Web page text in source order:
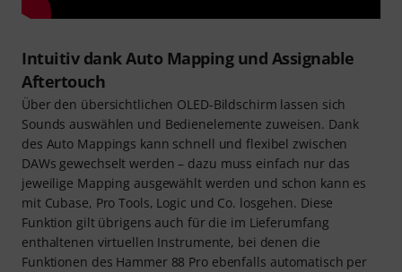
Intuitiv dank Auto Mapping und Assignable
Aftertouch
Über den übersichtlichen OLED-Bildschirm lassen sich
Sounds auswählen und Bedienelemente zuweisen. Dank
des Auto Mappings kann schnell und flexibel zwischen
DAWs gewechselt werden – dazu muss einfach nur das
jeweilige Mapping ausgewählt werden und schon kann es
mit Cubase, Pro Tools, Logic und Co. losgehen. Diese
Funktion gilt übrigens auch für die im Lieferumfang
enthaltenen virtuellen Instrumente, bei denen die
Funktionen des Hammer 88 Pro ebenfalls automatisch per